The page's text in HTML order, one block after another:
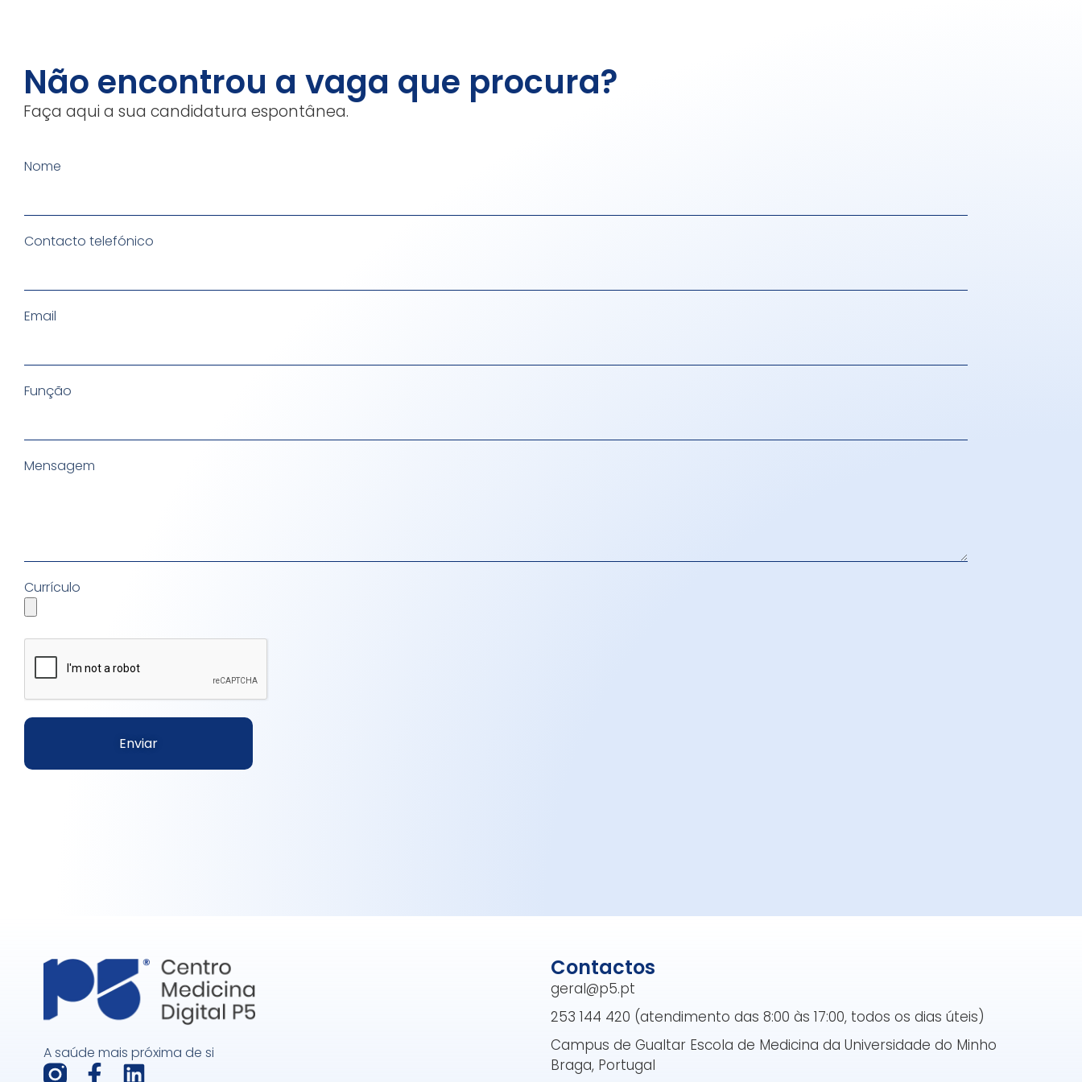
Não encontrou a vaga que procura?
Faça aqui a sua candidatura espontânea.
Nome
Contacto telefónico
Email
Função
Mensagem
Currículo
Enviar
A saúde mais próxima de si
F L
Contactos
geral@p5.pt
253 144 420 (atendimento das 8:00 às 17:00, todos os dias úteis)
Campus de Gualtar Escola de Medicina da Universidade do Minho
Braga, Portugal